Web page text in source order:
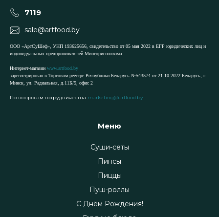
7119
sale@artfood.by
ООО «АртСуШеф», УНП 193625656, свидетельство от 05 мая 2022 в ЕГР юридических лиц и
индивидуальных предпринимателей Мингорисполкома
Интернет-магазин www.artfood.by
зарегистрирован в Торговом реестре Республики Беларусь №543574 от 21.10.2022 Беларусь, г.
Минск, ул. Радиальная, д.11Б/5, офис 2
По вопросам сотрудничества marketing@artfood.by
Меню
Суши-сеты
Пинсы
Пиццы
Пуш-роллы
С Днём Рождения!